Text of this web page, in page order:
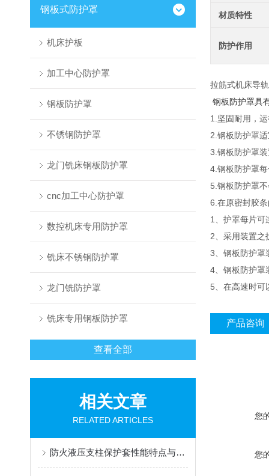
钢板式防护罩
机床护板
加工中心防护罩
钢板防护罩
不锈钢防护罩
龙门铣床钢板防护罩
cnc加工中心防护罩
数控机床专用防护罩
铣床不锈钢防护罩
龙门铣防护罩
铣床专用钢板防护罩
查看全部
相关文章
RELATED ARTICLES
防火液压支柱保护套性能特点与阻燃防护应用
材质特性
防护作用
拉筋式机床导
钢板防护罩具
1.坚固耐用，
2.钢板防护罩
3.钢板防护罩
4.钢板防护罩
5.钢板防护罩
6.在原密封胶
1、护罩每片可
2、采用装置之
3、钢板防护罩
4、钢板防护罩
5、在高速时可
产品咨询
您
您